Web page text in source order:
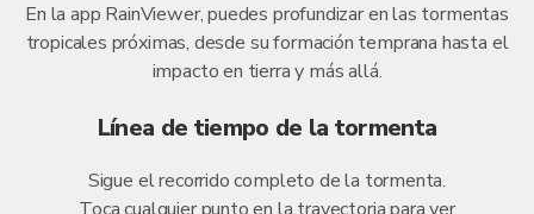
En la app RainViewer, puedes profundizar en las tormentas
tropicales próximas, desde su formación temprana hasta el
impacto en tierra y más allá.
Línea de tiempo de la tormenta
Sigue el recorrido completo de la tormenta.